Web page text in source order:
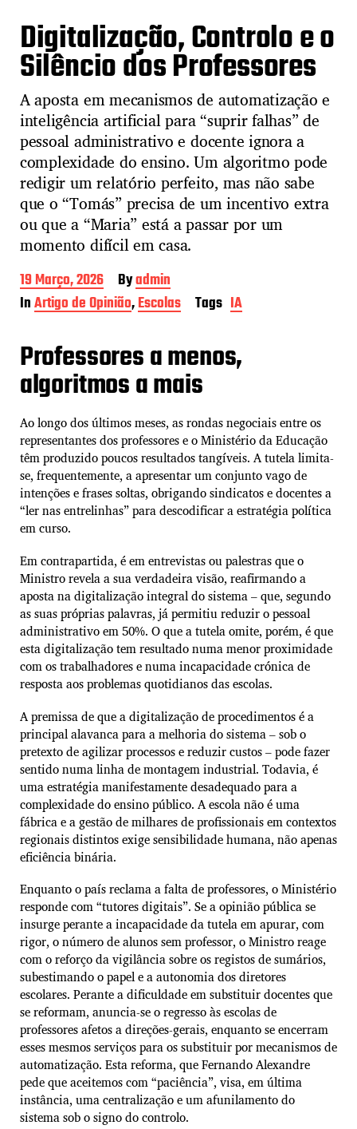
Digitalização, Controlo e o
Silêncio dos Professores
A aposta em mecanismos de automatização e
inteligência artificial para “suprir falhas” de
pessoal administrativo e docente ignora a
complexidade do ensino. Um algoritmo pode
redigir um relatório perfeito, mas não sabe
que o “Tomás” precisa de um incentivo extra
ou que a “Maria” está a passar por um
momento difícil em casa.
P
o
s
a
t
e
19 Março, 2026 Byadmin
InArtigo de Opinião,Escolas Tags IA
Professores a menos,
algoritmos a mais
Ao longo dos últimos meses, as rondas negociais entre os
representantes dos professores e o Ministério da Educação
têm produzido poucos resultados tangíveis. A tutela limita-
se, frequentemente, a apresentar um conjunto vago de
intenções e frases soltas, obrigando sindicatos e docentes a
“ler nas entrelinhas” para descodificar a estratégia política
em curso.
Em contrapartida, é em entrevistas ou palestras que o
Ministro revela a sua verdadeira visão, reafirmando a
aposta na digitalização integral do sistema – que, segundo
as suas próprias palavras, já permitiu reduzir o pessoal
administrativo em 50%. O que a tutela omite, porém, é que
esta digitalização tem resultado numa menor proximidade
com os trabalhadores e numa incapacidade crónica de
resposta aos problemas quotidianos das escolas.
A premissa de que a digitalização de procedimentos é a
principal alavanca para a melhoria do sistema – sob o
pretexto de agilizar processos e reduzir custos – pode fazer
sentido numa linha de montagem industrial. Todavia, é
uma estratégia manifestamente desadequado para a
complexidade do ensino público. A escola não é uma
fábrica e a gestão de milhares de profissionais em contextos
regionais distintos exige sensibilidade humana, não apenas
eficiência binária.
Enquanto o país reclama a falta de professores, o Ministério
responde com “tutores digitais”. Se a opinião pública se
insurge perante a incapacidade da tutela em apurar, com
rigor, o número de alunos sem professor, o Ministro reage
com o reforço da vigilância sobre os registos de sumários,
subestimando o papel e a autonomia dos diretores
escolares. Perante a dificuldade em substituir docentes que
se reformam, anuncia-se o regresso às escolas de
professores afetos a direções-gerais, enquanto se encerram
esses mesmos serviços para os substituir por mecanismos de
automatização. Esta reforma, que Fernando Alexandre
pede que aceitemos com “paciência”, visa, em última
instância, uma centralização e um afunilamento do
sistema sob o signo do controlo.